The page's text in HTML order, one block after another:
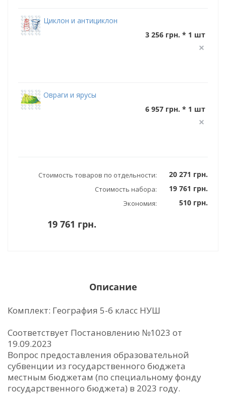
Циклон и антициклон
3 256 грн. * 1 шт
Овраги и ярусы
6 957 грн. * 1 шт
Стоимость товаров по отдельности: 20 271 грн.
Стоимость набора: 19 761 грн.
Экономия: 510 грн.
19 761 грн.
Описание
Комплект: География 5-6 класс НУШ
Соответствует Постановлению №1023 от
19.09.2023
Вопрос предоставления образовательной
субвенции из государственного бюджета
местным бюджетам (по специальному фонду
государственного бюджета) в 2023 году.